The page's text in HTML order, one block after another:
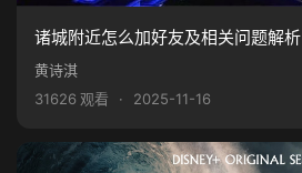
诸城附近怎么加好友及相关问题解析
黄诗淇
31626 观看
· 2025-11-16